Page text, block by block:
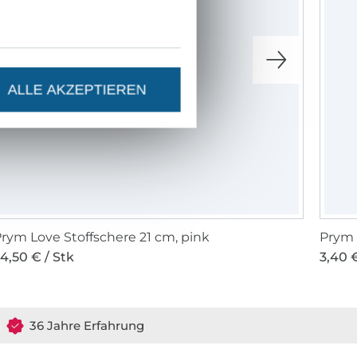
Zimmer in
konnte :)
alle
Hause an
Love Stoffschere 21 cm, pink
€ / Stk
Prym
3,40
36 Jahre Erfahrung
ALLE AKZEPTIEREN